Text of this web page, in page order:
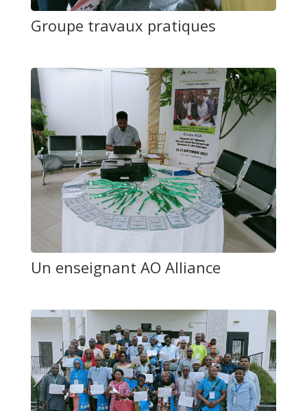
Groupe travaux pratiques
Un enseignant AO Alliance